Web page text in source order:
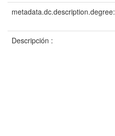
metadata.dc.description.degree:
Descripción :